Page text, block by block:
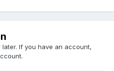
If you have an account,